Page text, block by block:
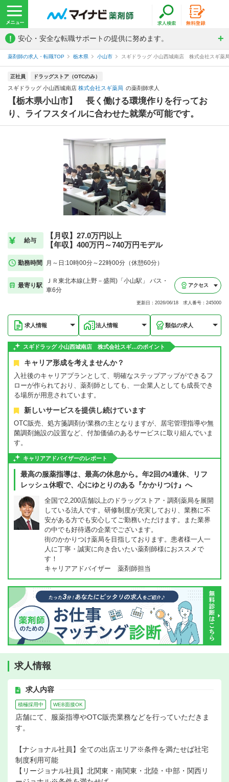
! 安心・安全な転職サポートの提供に努めます。
薬剤師の求人・転職TOP 栃木県 小山市 スギドラッグ 小山西城南店 株式会社スギ薬
正社員 ドラッグストア（OTCのみ）
スギドラッグ 小山西城南店 株式会社スギ薬局 の薬剤師求人
【栃木県小山市】 長く働ける環境作りを行ってお
り、ライフスタイルに合わせた就業が可能です。
給与
【月収】27.0万円以上
【年収】400万円～740万円モデル
勤務時間 月～日:10時00分～22時00分（休憩60分）
最寄り駅
ＪＲ東北本線(上野－盛岡)「小山駅」 バス・
車6分
アクセス
更新日：2026/06/18 求人番号：245000
求人情報 法人情報 類似の求人
スギドラッグ 小山西城南店 株式会社スギ…のポイント
キャリア形成を考えませんか？
入社後のキャリアプランとして、明確なステップアップができるフ
ローが作られており、薬剤師としても、一企業人としても成長でき
る場所が用意されています。
新しいサービスを提供し続けています
OTC販売、処方箋調剤が業務の主となりますが、居宅管理指導や無
菌調剤施設の設置など、付加価値のあるサービスに取り組んでいま
す。
キャリアアドバイザーのレポート
最高の服薬指導は、最高の休息から。年2回の4連休、リフ
レッシュ休暇で、心にゆとりのある『かかりつけ』へ
全国で2,200店舗以上のドラッグストア・調剤薬局を展開
している法人です。研修制度が充実しており、業務に不
安がある方でも安心してご勤務いただけます。また業界
の中でも好待遇の企業でございます。
街のかかりつけ薬局を目指しております。患者様一人一
人に丁寧・誠実に向き合いたい薬剤師様におススメで
す！
キャリアアドバイザー 薬剤師担当
求人情報
求人内容
積極採用中 WEB面接OK
店舗にて、服薬指導やOTC販売業務などを行っていただきま
す。
【ナショナル社員】全ての出店エリア※条件を満たせば社宅
制度利用可能
【リージョナル社員】北関東・南関東・北陸・中部・関西リ